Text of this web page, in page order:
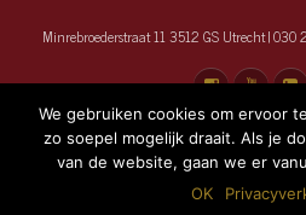
Minrebroederstraat 11 3512 GS Utrecht |
We gebruiken cookies om ervoor
zo soepel mogelijk draait. Als je
van de website, gaan we er
OK
Terug naar